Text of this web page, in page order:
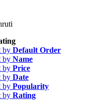
by Default Order
by Name
by Price
by Date
by Popularity
by Rating